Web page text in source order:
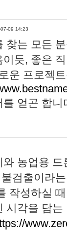
09 14:23
찾는 모든
이듯, 좋은
운 프로젝
를 얻곤 합
와 농업용
검출이라
작성하실
시각을 담